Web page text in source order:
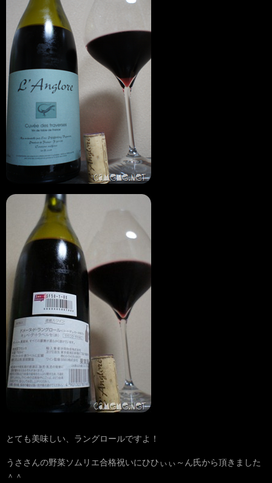
とても美味しい、ラングロールですよ！
うささんの野菜ソムリエ合格祝いにひひぃぃ～ん氏から頂きました
＾＾